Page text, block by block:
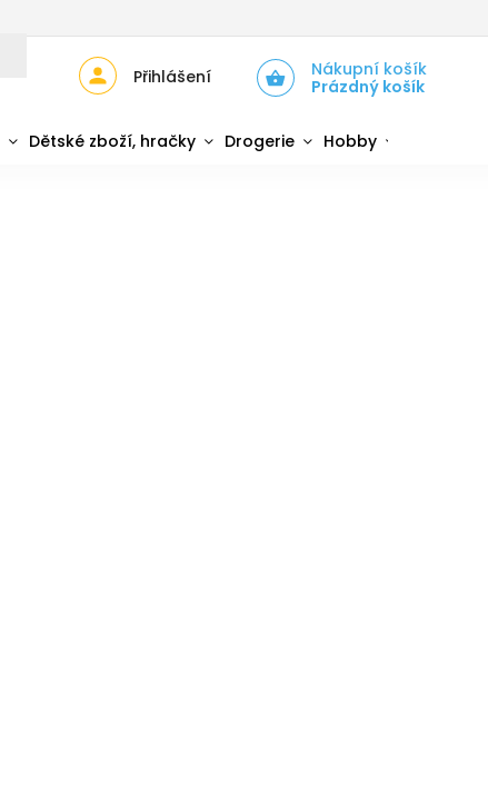
Nákupní košík
Prázdný košík
Přihlášení
Dětské zboží, hračky Drogerie Hobby